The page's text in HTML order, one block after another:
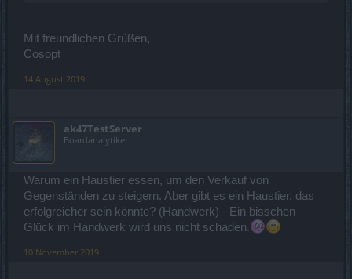
Mit freundlichen Grüßen,
Cosopt
14 August 2019
ak47TestServer
Boardanalytiker
Warum ein Haustier essen, um den Verkauf von
Gegenständen zu steigern. Aber gibt es ein Haustier, das
erfolgreicher sein könnte? (Handwerk) - Ein bisschen
Glück im Handwerk wird uns nicht schaden.
10 November 2019